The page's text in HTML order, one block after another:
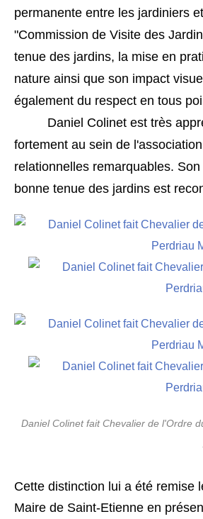
permanente entre les jardiniers
"Commission de Visite des
tenue des jardins, la mise en
nature ainsi que son impact
également du respect en tous
Daniel Colinet est très
fortement au sein de
relationnelles remarquables.
bonne tenue des jardins est
Daniel Colinet fait Chevalier de l'Ordre
Cette distinction lui a été remise
Maire de Saint-Etienne en